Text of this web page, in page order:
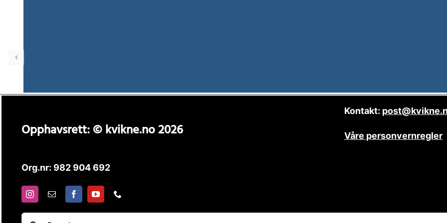
Opphavsrett: © kvikne.no 2026
Org.nr: 982 904 692
Kontakt:
Våre personvernregler
Søk